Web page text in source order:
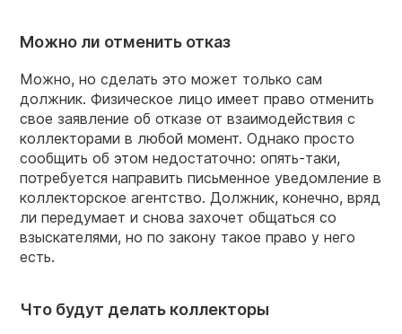
Можно ли отменить отказ
Можно, но сделать это может только сам
должник. Физическое лицо имеет право отменить
свое заявление об отказе от взаимодействия с
коллекторами в любой момент. Однако просто
сообщить об этом недостаточно: опять-таки,
потребуется направить письменное уведомление в
коллекторское агентство. Должник, конечно, вряд
ли передумает и снова захочет общаться со
взыскателями, но по закону такое право у него
есть.
Что будут делать коллекторы